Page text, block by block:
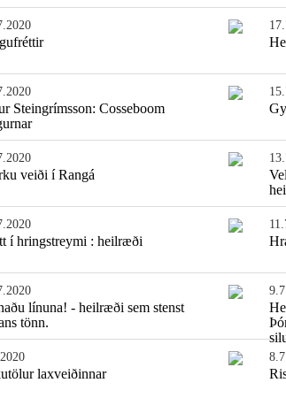
Steingrímsson: Cosseboom
veiði í Rangá
í hringstreymi : heilræði
línuna! - heilræði sem stenst
tönn.
laxveiðinnar